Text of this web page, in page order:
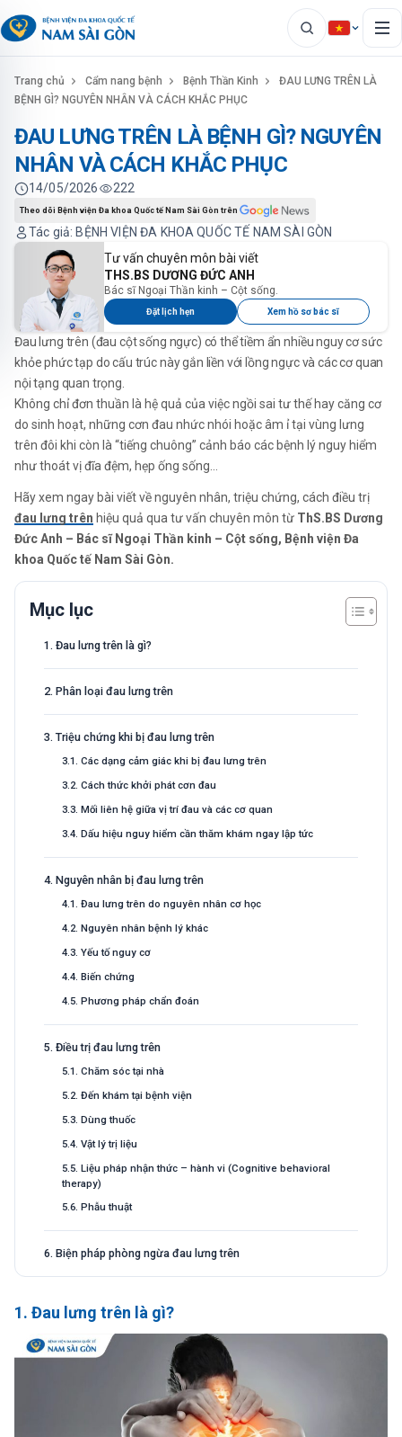
Trang chủ Cẩm nang bệnh Bệnh Thần Kinh
ĐAU LƯNG TRÊN LÀ
BỆNH GÌ? NGUYÊN NHÂN VÀ CÁCH KHẮC PHỤC
ĐAU LƯNG TRÊN LÀ BỆNH GÌ? NGUYÊN
NHÂN VÀ CÁCH KHẮC PHỤC
Tác giả: BỆNH VIỆN ĐA KHOA QUỐC TẾ NAM SÀI GÒN
14/05/2026 222
Theo dõi Bệnh viện Đa khoa Quốc tế Nam Sài Gòn trên
Đau lưng trên (đau cột sống ngực) có thể tiềm ẩn nhiều nguy cơ sức
khỏe phức tạp do cấu trúc này gắn liền với lồng ngực và các cơ quan
nội tạng quan trọng.
Tư vấn chuyên môn bài viết
THS.BS DƯƠNG ĐỨC ANH
Bác sĩ Ngoại Thần kinh – Cột sống.
Đặt lịch hẹn Xem hồ sơ bác sĩ
Không chỉ đơn thuần là hệ quả của việc ngồi sai tư thế hay căng cơ
do sinh hoạt, những cơn đau nhức nhói hoặc âm ỉ tại vùng lưng
trên đôi khi còn là “tiếng chuông” cảnh báo các bệnh lý nguy hiểm
như thoát vị đĩa đệm, hẹp ống sống…
Hãy xem ngay bài viết về nguyên nhân, triệu chứng, cách điều trị
đau lưng trên hiệu quả qua tư vấn chuyên môn từ ThS.BS Dương
Đức Anh – Bác sĩ Ngoại Thần kinh – Cột sống, Bệnh viện Đa
khoa Quốc tế Nam Sài Gòn.
Mục lục
1. Đau lưng trên là gì?
2. Phân loại đau lưng trên
3. Triệu chứng khi bị đau lưng trên
3.1. Các dạng cảm giác khi bị đau lưng trên
3.2. Cách thức khởi phát cơn đau
3.3. Mối liên hệ giữa vị trí đau và các cơ quan
3.4. Dấu hiệu nguy hiểm cần thăm khám ngay lập tức
4. Nguyên nhân bị đau lưng trên
4.1. Đau lưng trên do nguyên nhân cơ học
4.2. Nguyên nhân bệnh lý khác
4.3. Yếu tố nguy cơ
4.4. Biến chứng
4.5. Phương pháp chẩn đoán
5. Điều trị đau lưng trên
5.1. Chăm sóc tại nhà
5.2. Đến khám tại bệnh viện
5.3. Dùng thuốc
5.4. Vật lý trị liệu
5.5. Liệu pháp nhận thức – hành vi (Cognitive behavioral
therapy)
5.6. Phẫu thuật
6. Biện pháp phòng ngừa đau lưng trên
1. Đau lưng trên là gì?